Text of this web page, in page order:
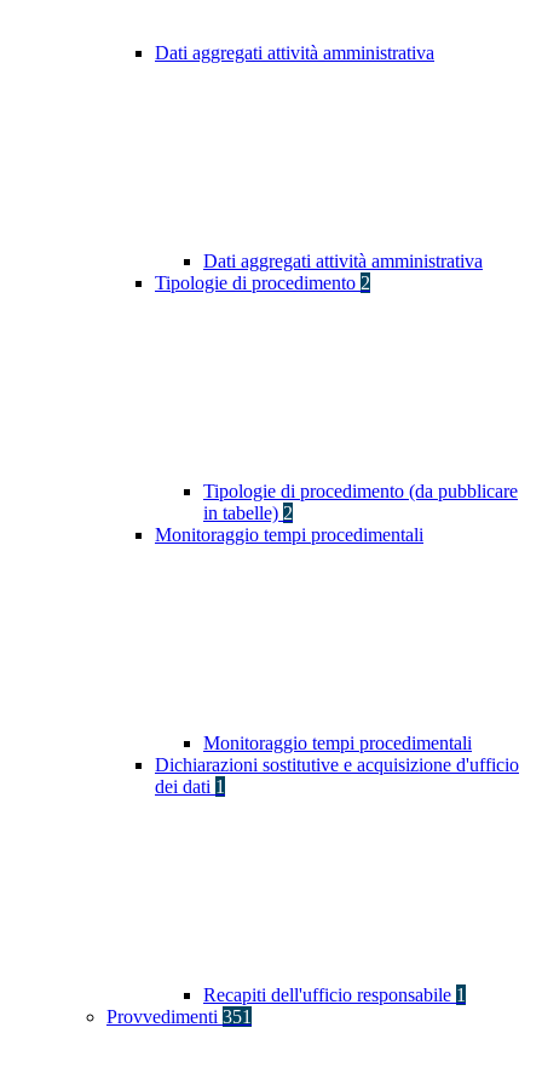
Dati aggregati attività amministrativa
Dati aggregati attività amministrativa
Tipologie di procedimento 2
Tipologie di procedimento (da pubblicare
in tabelle) 2
Monitoraggio tempi procedimentali
Monitoraggio tempi procedimentali
Dichiarazioni sostitutive e acquisizione d'ufficio
dei dati 1
Recapiti dell'ufficio responsabile 1
Provvedimenti 351